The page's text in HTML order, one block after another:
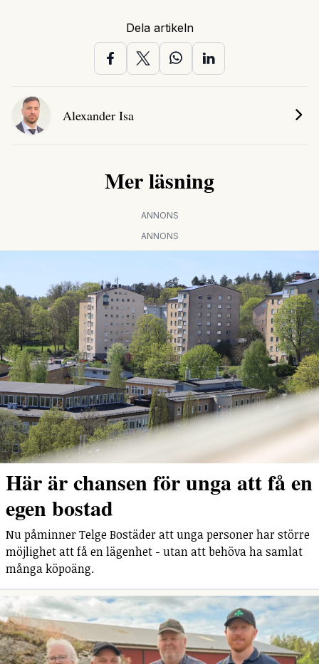
Dela artikeln
Alexander Isa
Mer läsning
ANNONS
ANNONS
Här är chansen för unga att få en
egen bostad
Nu påminner Telge Bostäder att unga personer har större
möjlighet att få en lägenhet - utan att behöva ha samlat
många köpoäng.